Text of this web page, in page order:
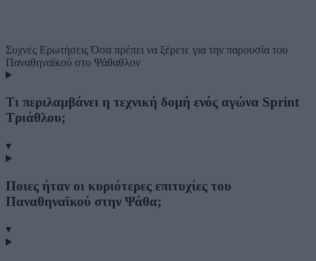
Συχνές ΕρωτήσειςΌσα πρέπει να ξέρετε για την παρουσία του
Παναθηναϊκού στο Ψάθαθλον
Τι περιλαμβάνει η τεχνική δομή ενός αγώνα Sprint
Τριάθλου;
▾
Ποιες ήταν οι κυριότερες επιτυχίες του
Παναθηναϊκού στην Ψάθα;
▾